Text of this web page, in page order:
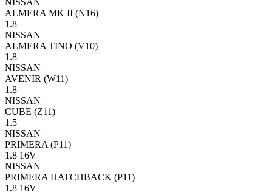
ALMERA MK II (N16)
1.8
NISSAN
ALMERA TINO (V10)
1.8
NISSAN
AVENIR (W11)
1.8
NISSAN
CUBE (Z11)
1.5
NISSAN
PRIMERA (P11)
1.8 16V
NISSAN
PRIMERA HATCHBACK (P11)
1.8 16V